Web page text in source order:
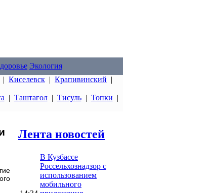
Экология
| Киселевск | Крапивинский |
| Таштагол| Тисуль| Топки |
Лента новостей
В Кузбассе
Россельхознадзор с
использованием
мобильного